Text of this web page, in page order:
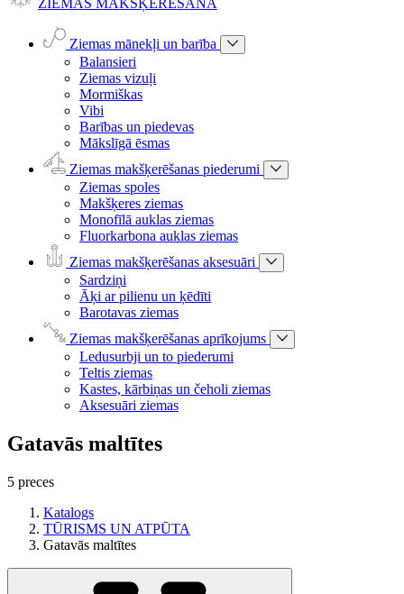
ZIEMAS MAKŠĶERĒŠANA
Ziemas mānekļi un barība
Balansieri
Ziemas vizuļi
Mormiškas
Vibi
Barības un piedevas
Mākslīgā ēsmas
Ziemas makšķerēšanas piederumi
Ziemas spoles
Makšķeres ziemas
Monofīlā auklas ziemas
Fluorkarbona auklas ziemas
Ziemas makšķerēšanas aksesuāri
Sardziņi
Āķi ar pilienu un ķēdīti
Barotavas ziemas
Ziemas makšķerēšanas aprīkojums
Ledusurbji un to piederumi
Teltis ziemas
Kastes, kārbiņas un čeholi ziemas
Aksesuāri ziemas
Gatavās maltītes
5 preces
Katalogs
TŪRISMS UN ATPŪTA
Gatavās maltītes